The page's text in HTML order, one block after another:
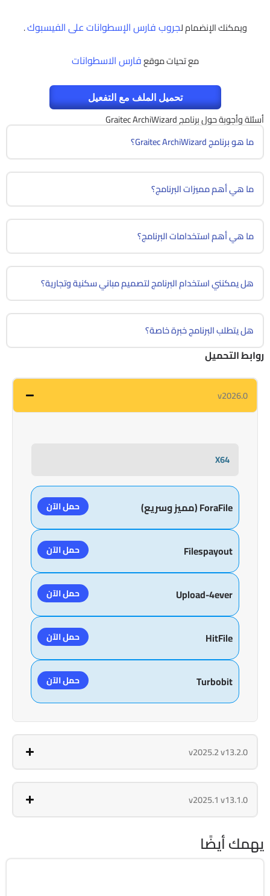
ويمكنك الإنضمام لجروب فارس الإسطوانات على الفيسبوك.
مع تحيات موقعفارس الاسطوانات
تحميل الملف مع التفعيل
أسئلة وأجوبة حول برنامج Graitec ArchiWizard
ما هو برنامج Graitec ArchiWizard؟
ما هي أهم مميزات البرنامج؟
ما هي أهم استخدامات البرنامج؟
هل يمكنني استخدام البرنامج لتصميم مباني سكنية وتجارية؟
هل يتطلب البرنامج خبرة خاصة؟
روابط التحميل
v2026.0
X64
ForaFile (مميز وسريع) حمل الآن
Filespayout حمل الآن
Upload-4ever حمل الآن
HitFile حمل الآن
Turbobit حمل الآن
v2025.2 v13.2.0
v2025.1 v13.1.0
يهمك أيضًا